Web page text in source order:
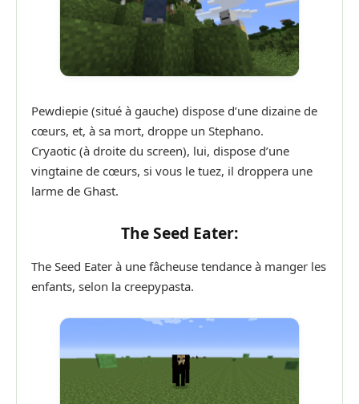
Pewdiepie (situé à gauche) dispose d’une dizaine de
cœurs, et, à sa mort, droppe un Stephano.
Cryaotic (à droite du screen), lui, dispose d’une
vingtaine de cœurs, si vous le tuez, il droppera une
larme de Ghast.
The Seed Eater:
The Seed Eater à une fâcheuse tendance à manger les
enfants, selon la creepypasta.